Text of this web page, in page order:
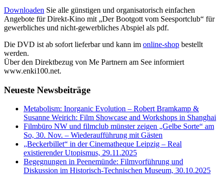
Downloaden Sie alle günstigen und organisatorisch einfachen
Angebote für Direkt-Kino mit „Der Bootgott vom Seesportclub“ für
gewerbliches und nicht-gewerbliches Abspiel als pdf.
Die DVD ist ab sofort lieferbar und kann im online-shop bestellt
werden.
Über den Direktbezug von Me Partnern am See informiert
www.enki100.net.
Neueste Newsbeiträge
Metabolism: Inorganic Evolution – Robert Bramkamp &
Susanne Weirich: Film Showcase and Workshops in Shanghai
Filmbüro NW und filmclub münster zeigen „Gelbe Sorte“ am
So, 30. Nov. – Wiederaufführung mit Gästen
„Beckerbillet“ in der Cinematheque Leipzig – Real
existierender Utopismus, 29.11.2025
Begegnungen in Peenemünde: Filmvorführung und
Diskussion im Historisch-Technischen Museum, 30.10.2025